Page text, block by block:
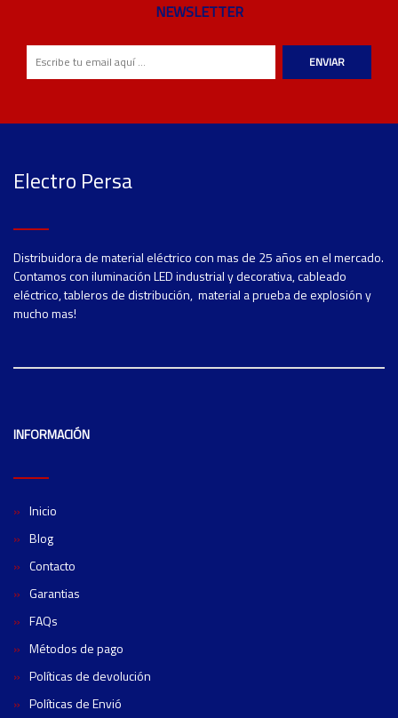
NEWSLETTER
ENVIAR
Electro Persa
Distribuidora de material eléctrico con mas de 25 años en el mercado.
Contamos con iluminación LED industrial y decorativa, cableado
eléctrico, tableros de distribución, material a prueba de explosión y
mucho mas!
INFORMACIÓN
Inicio
Blog
Contacto
Garantias
FAQs
Métodos de pago
Políticas de devolución
Políticas de Envió